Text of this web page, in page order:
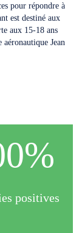
pour répondre à
est destiné aux
aux 15-18 ans
Jean
positives